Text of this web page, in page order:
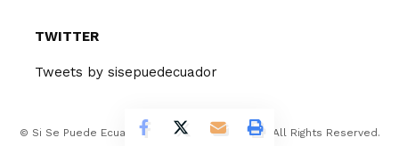
TWITTER
Tweets by sisepuedecuador
© Si Se Puede Ecuador Design Company 2026. All Rights Reserved.